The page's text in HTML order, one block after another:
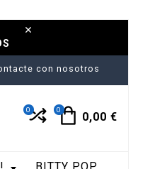
con nosotros
0
0,00 €
0